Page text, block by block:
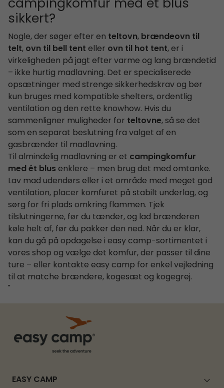
campingkomfur med ét blus
sikkert?
Nogle, der søger efter en teltovn,brændeovn til
telt,ovn til bell tenteller ovn til hot tent, er i
virkeligheden på jagt efter varme og lang brændetid
– ikke hurtig madlavning. Det er specialiserede
opsætninger med strenge sikkerhedskrav og bør
kun bruges med kompatible shelters, ordentlig
ventilation og den rette knowhow. Hvis du
sammenligner muligheder for teltovne, så se det
som en separat beslutning fra valget af en
gasbrænder til madlavning.
Til almindelig madlavning er et campingkomfur
med ét blusenklere – men brug det med omtanke.
Lav mad udendørs eller i et område med meget god
ventilation, placer komfuret på stabilt underlag, og
sørg for fri plads omkring flammen. Tjek
tilslutningerne, før du tænder, og lad brænderen
køle helt af, før du pakker den ned. Når du er klar,
kan du gå på opdagelse i easy camp-sortimentet i
vores shop og vælge det komfur, der passer til dine
ture – eller kontakte easy camp for enkel vejledning
til at matche brændere, kogesæt og kogegrej.
"
EASY CAMP